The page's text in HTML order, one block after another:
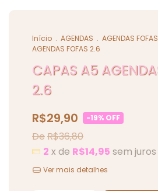
Início . AGENDAS . AGENDAS FOFAS
AGENDAS FOFAS 2.6
CAPAS A5
2.6
R$29,90 -19% OFF
R$36,80
2 x de R$14,95 sem juros
Ver mais detalhes